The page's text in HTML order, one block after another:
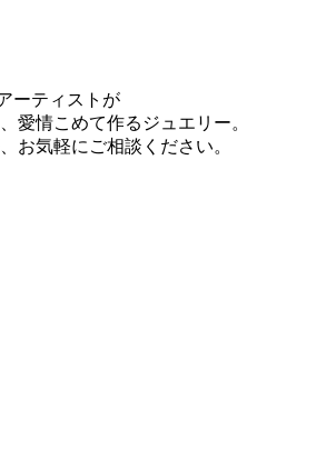
ーティストが
愛情こめて作るジュエリー。
お気軽にご相談ください。